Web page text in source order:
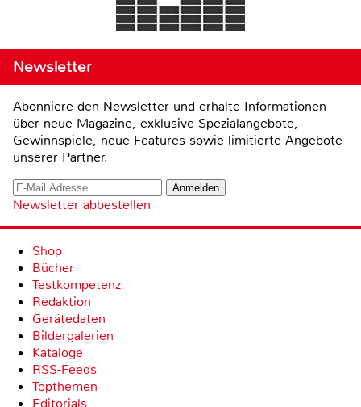
Newsletter
Abonniere den Newsletter und erhalte Informationen
über neue Magazine, exklusive Spezialangebote,
Gewinnspiele, neue Features sowie limitierte Angebote
unserer Partner.
Newsletter abbestellen
Shop
Bücher
Testkompetenz
Redaktion
Gerätedaten
Bildergalerien
Kataloge
RSS-Feeds
Topthemen
Editorials